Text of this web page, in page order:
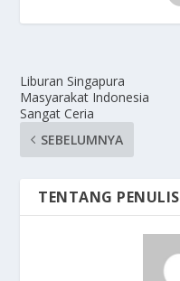
Liburan Singapura
Masyarakat Indonesia
Sangat Ceria
SEBELUMNYA
TENTANG PENULIS